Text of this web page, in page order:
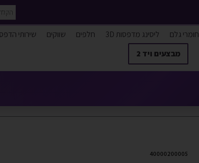
חומרי גלם ליסינג מדפסות 3D חלפים שווקים
שירותי
מבצעים ויד 2
40000200005